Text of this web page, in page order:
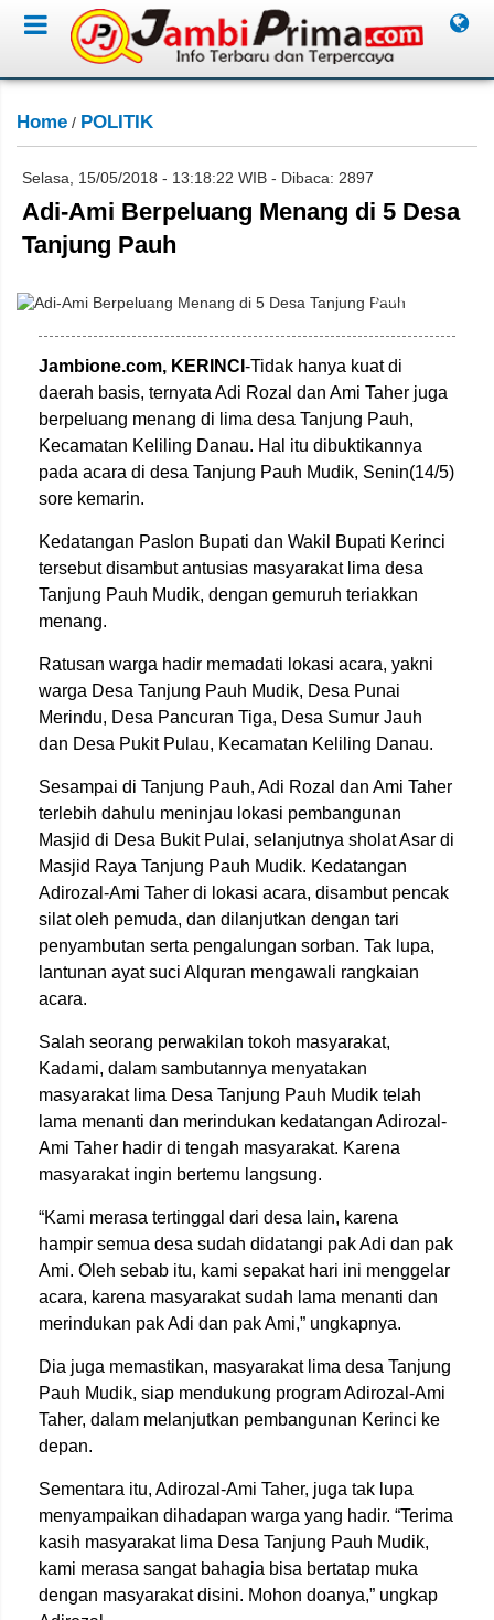
Home / POLITIK
Selasa, 15/05/2018 - 13:18:22 WIB - Dibaca: 2897
Adi-Ami Berpeluang Menang di 5 Desa
Tanjung Pauh
Miko Adri/Jambione
Jambione.com, KERINCI -Tidak hanya kuat di
daerah basis, ternyata Adi Rozal dan Ami Taher juga
berpeluang menang di lima desa Tanjung Pauh,
Kecamatan Keliling Danau. Hal itu dibuktikannya
pada acara di desa Tanjung Pauh Mudik, Senin(14/5)
sore kemarin.
Kedatangan Paslon Bupati dan Wakil Bupati Kerinci
tersebut disambut antusias masyarakat lima desa
Tanjung Pauh Mudik, dengan gemuruh teriakkan
menang.
Ratusan warga hadir memadati lokasi acara, yakni
warga Desa Tanjung Pauh Mudik, Desa Punai
Merindu, Desa Pancuran Tiga, Desa Sumur Jauh
dan Desa Pukit Pulau, Kecamatan Keliling Danau.
Sesampai di Tanjung Pauh, Adi Rozal dan Ami Taher
terlebih dahulu meninjau lokasi pembangunan
Masjid di Desa Bukit Pulai, selanjutnya sholat Asar di
Masjid Raya Tanjung Pauh Mudik. Kedatangan
Adirozal-Ami Taher di lokasi acara, disambut pencak
silat oleh pemuda, dan dilanjutkan dengan tari
penyambutan serta pengalungan sorban. Tak lupa,
lantunan ayat suci Alquran mengawali rangkaian
acara.
Salah seorang perwakilan tokoh masyarakat,
Kadami, dalam sambutannya menyatakan
masyarakat lima Desa Tanjung Pauh Mudik telah
lama menanti dan merindukan kedatangan Adirozal-
Ami Taher hadir di tengah masyarakat. Karena
masyarakat ingin bertemu langsung.
“Kami merasa tertinggal dari desa lain, karena
hampir semua desa sudah didatangi pak Adi dan pak
Ami. Oleh sebab itu, kami sepakat hari ini menggelar
acara, karena masyarakat sudah lama menanti dan
merindukan pak Adi dan pak Ami,” ungkapnya.
Dia juga memastikan, masyarakat lima desa Tanjung
Pauh Mudik, siap mendukung program Adirozal-Ami
Taher, dalam melanjutkan pembangunan Kerinci ke
depan.
Sementara itu, Adirozal-Ami Taher, juga tak lupa
menyampaikan dihadapan warga yang hadir. “Terima
kasih masyarakat lima Desa Tanjung Pauh Mudik,
kami merasa sangat bahagia bisa bertatap muka
dengan masyarakat disini. Mohon doanya,” ungkap